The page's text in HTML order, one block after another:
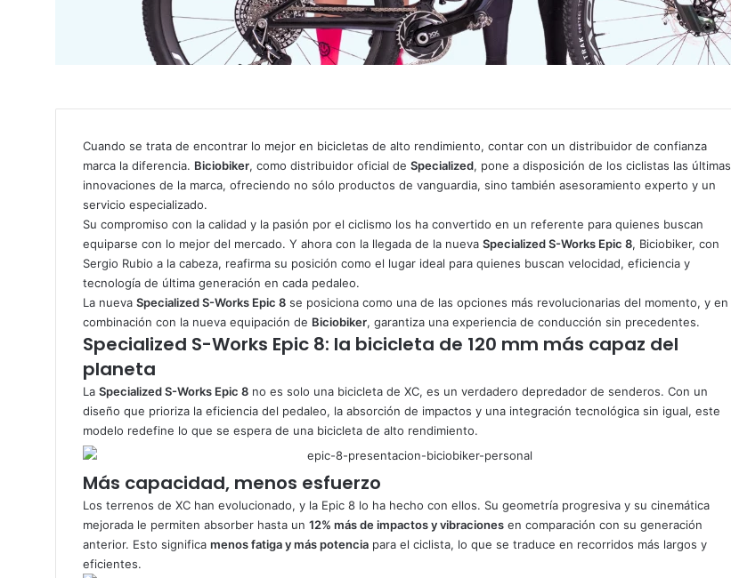
Cuando se trata de encontrar lo mejor en bicicletas de alto rendimiento, contar con un distribuidor de confianza
marca la diferencia. Biciobiker, como distribuidor oficial de Specialized, pone a disposición de los ciclistas las últimas
innovaciones de la marca, ofreciendo no sólo productos de vanguardia, sino también asesoramiento experto y un
servicio especializado.
Su compromiso con la calidad y la pasión por el ciclismo los ha convertido en un referente para quienes buscan
equiparse con lo mejor del mercado. Y ahora con la llegada de la nueva Specialized S-Works Epic 8, Biciobiker, con
Sergio Rubio a la cabeza, reafirma su posición como el lugar ideal para quienes buscan velocidad, eficiencia y
tecnología de última generación en cada pedaleo.
La nueva Specialized S-Works Epic 8 se posiciona como una de las opciones más revolucionarias del momento, y en
combinación con la nueva equipación de Biciobiker, garantiza una experiencia de conducción sin precedentes.
Specialized S-Works Epic 8: la bicicleta de 120 mm más capaz del
planeta
La Specialized S-Works Epic 8 no es solo una bicicleta de XC, es un verdadero depredador de senderos. Con un
diseño que prioriza la eficiencia del pedaleo, la absorción de impactos y una integración tecnológica sin igual, este
modelo redefine lo que se espera de una bicicleta de alto rendimiento.
Más capacidad, menos esfuerzo
Los terrenos de XC han evolucionado, y la Epic 8 lo ha hecho con ellos. Su geometría progresiva y su cinemática
mejorada le permiten absorber hasta un 12% más de impactos y vibraciones en comparación con su generación
anterior. Esto significa menos fatiga y más potencia para el ciclista, lo que se traduce en recorridos más largos y
eficientes.